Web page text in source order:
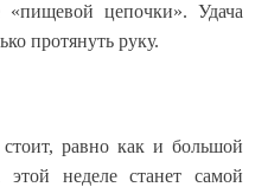
цепочки». Удача
протянуть руку.
равно как и большой
неделе станет самой